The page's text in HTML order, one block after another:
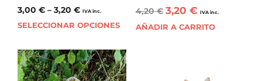
3,00 € – 3,20 € IVA inc.
SELECCIONAR OPCIONES
4,20€ 3,20 € IVA inc.
AÑADIR A CARRITO